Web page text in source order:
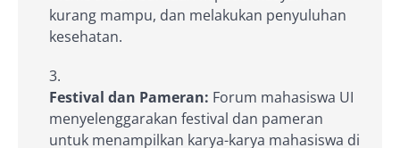
kurang mampu, dan melakukan penyuluhan
kesehatan.
Festival dan Pameran: Forum mahasiswa UI
menyelenggarakan festival dan pameran
untuk menampilkan karya-karya mahasiswa di